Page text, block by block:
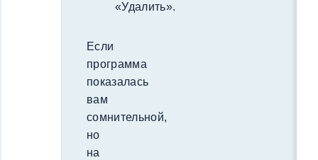
«Удалить».
Если
программа
показалась
вам
сомнительной,
но
на